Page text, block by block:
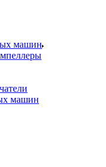
машин
машин